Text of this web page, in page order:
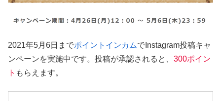
2021年5月6日までポイントインカムでInstagram投稿キャ
ンペーンを実施中です。投稿が承認されると、 300ポイン
ト もらえます。